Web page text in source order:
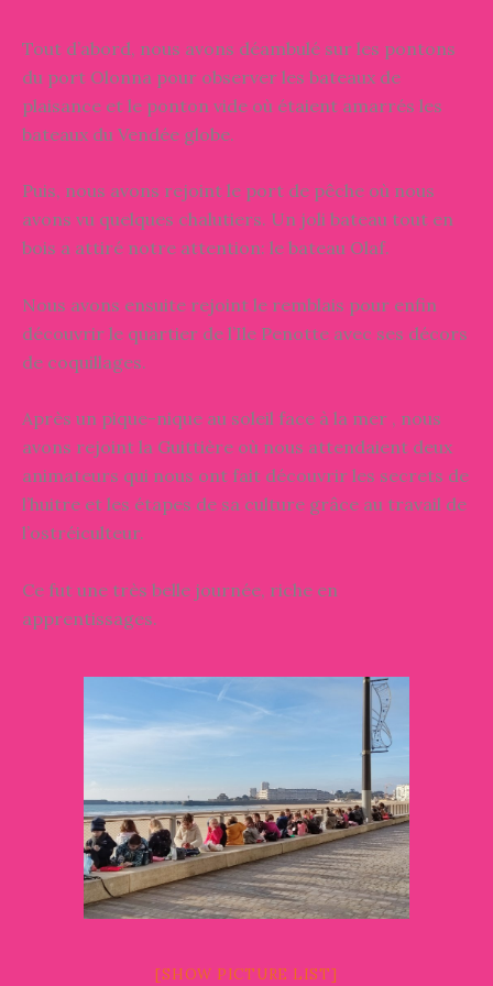
Tout d’abord, nous avons déambulé sur les pontons
du port Olonna pour observer les bateaux de
plaisance et le ponton vide où étaient amarrés les
bateaux du Vendée globe.
Puis, nous avons rejoint le port de pêche où nous
avons vu quelques chalutiers. Un joli bateau tout en
bois a attiré notre attention: le bateau Olaf.
Nous avons ensuite rejoint le remblais pour enfin
découvrir le quartier de l’Ile Penotte avec ses décors
de coquillages.
Après un pique-nique au soleil face à la mer , nous
avons rejoint la Guittière où nous attendaient deux
animateurs qui nous ont fait découvrir les secrets de
l’huitre et les étapes de sa culture grâce au travail de
l’ostréiculteur.
Ce fut une très belle journée, riche en
apprentissages.
[SHOW PICTURE LIST]